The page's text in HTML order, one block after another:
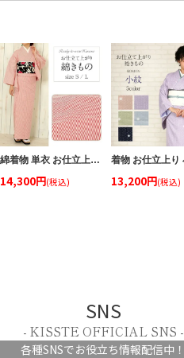
綿着物 単衣 お仕立上り 単品 小紋 S / L 綿 レッド×ストライプ 日本製 赤 白 縞
14,300円(税込) 13,200円(税込)
SNS
- KISSTE OFFICIAL SNS -
各種SNSでお役立ち情報配信中！